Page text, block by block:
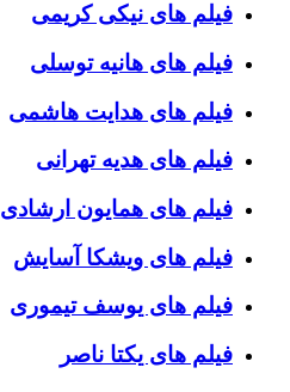
فیلم های نیکی کریمی
فیلم های هانیه توسلی
فیلم های هدایت هاشمی
فیلم های هدیه تهرانی
فیلم های همایون ارشادی
فیلم های ویشکا آسایش
فیلم های یوسف تیموری
فیلم های یکتا ناصر